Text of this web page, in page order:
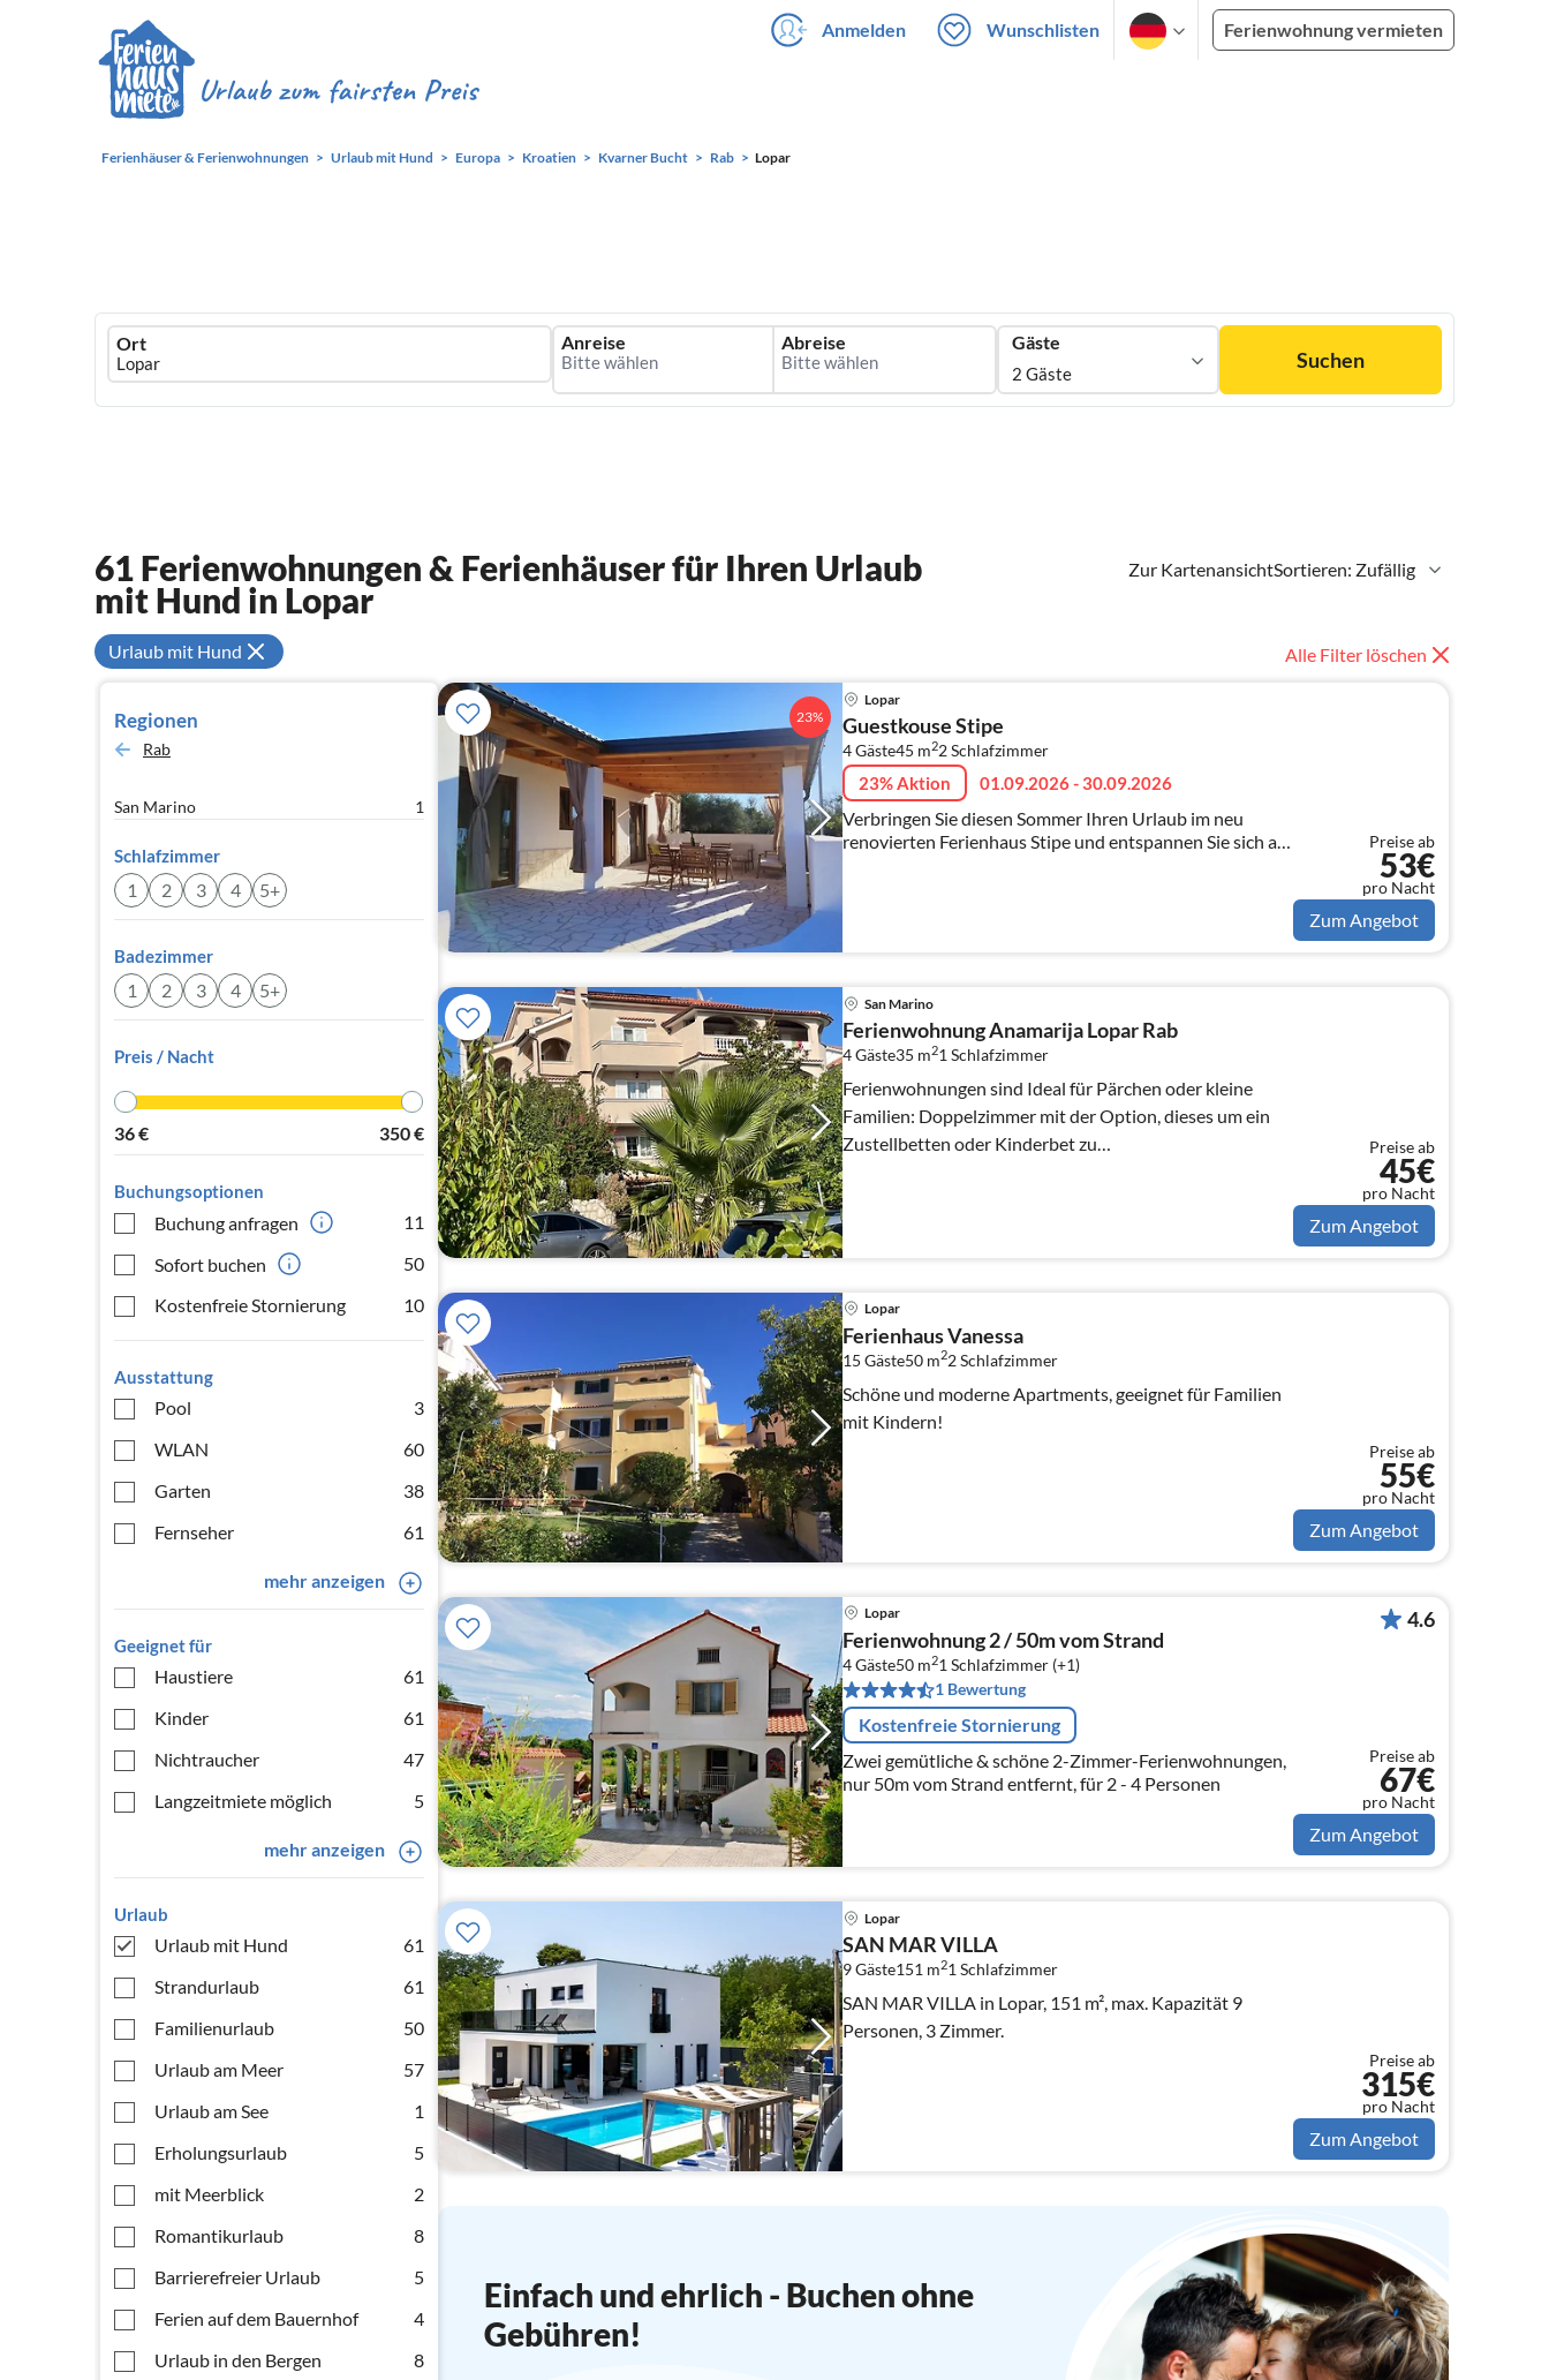
Anmelden Wunschlisten Ferienwohnung vermieten
Ferienhäuser & Ferienwohnungen Urlaub mit Hund Europa Kroatien Kvarner Bucht Rab Lopar
Ferienhausmiete
logo
Ort Anreise Abreise Gäste
2 Gäste
Suchen
Zur KartenansichtSortieren: Zufällig
61 Ferienwohnungen & Ferienhäuser für Ihren Urlaub
mit Hund in Lopar
Urlaub mit Hund Alle Filter löschen
Regionen
Rab
San Marino 1
Schlafzimmer
1 2 3 4 5+
Badezimmer
1 2 3 4 5+
Preis / Nacht
36€ 350€
Buchungsoptionen
Buchung anfragen
11
Sofort buchen
50
Kostenfreie Stornierung
10
Ausstattung
Pool
3
WLAN
60
Garten
38
Fernseher
61
mehr anzeigen
Geeignet für
Haustiere
61
Kinder
61
Nichtraucher
47
Langzeitmiete möglich
5
mehr anzeigen
Urlaub
Urlaub mit Hund
61
Strandurlaub
61
Familienurlaub
50
Urlaub am Meer
57
Urlaub am See
1
Erholungsurlaub
5
mit Meerblick
2
Romantikurlaub
8
Barrierefreier Urlaub
5
Ferien auf dem Bauernhof
4
Urlaub in den Bergen
8
23%
Lopar
Guestkouse Stipe
4 Gäste45 m22Schlafzimmer
23% Aktion 01.09.2026 - 30.09.2026
Verbringen Sie diesen Sommer Ihren Urlaub im neu
renovierten Ferienhaus Stipe und entspannen Sie sich auf
Preise ab
53€
pro Nacht
Zum Angebot
San Marino
Ferienwohnung Anamarija Lopar Rab
4 Gäste35 m21 Schlafzimmer
Ferienwohnungen sind Ideal für Pärchen oder kleine
Familien: Doppelzimmer mit der Option, dieses um ein
Zustellbetten oder Kinderbet zu
erweitern,Wohnkuche,Badezimmer und Balkon
Preise ab
45€
pro Nacht
Zum Angebot
Lopar
Ferienhaus Vanessa
15 Gäste50 m22Schlafzimmer
Schöne und moderne Apartments, geeignet für Familien
mit Kindern!
Preise ab
55€
pro Nacht
Zum Angebot
Lopar
Ferienwohnung 2 / 50m vom Strand
4 Gäste50 m21 Schlafzimmer (+1)
1 Bewertung
Kostenfreie Stornierung
Zwei gemütliche & schöne 2-Zimmer-Ferienwohnungen,
nur 50m vom Strand entfernt, für 2 - 4 Personen
4.6
Preise ab
67€
pro Nacht
Zum Angebot
Lopar
SAN MAR VILLA
9 Gäste151 m21 Schlafzimmer
SAN MAR VILLA in Lopar, 151 m², max. Kapazität 9
Personen, 3 Zimmer.
Preise ab
315€
pro Nacht
Zum Angebot
Einfach und ehrlich - Buchen ohne
Gebühren!